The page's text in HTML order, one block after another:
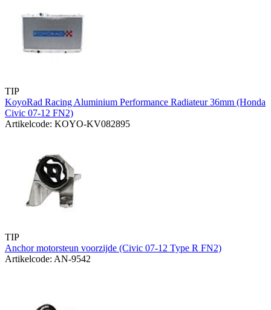
TIP
KoyoRad Racing Aluminium Performance Radiateur 36mm (Honda
Civic 07-12 FN2)
Artikelcode: KOYO-KV082895
TIP
Anchor motorsteun voorzijde (Civic 07-12 Type R FN2)
Artikelcode: AN-9542